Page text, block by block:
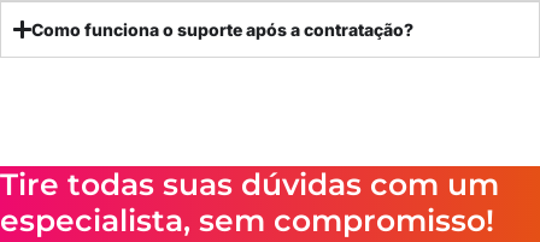
Como funciona o suporte após a contratação?
Tire todas suas dúvidas com um
especialista, sem compromisso!